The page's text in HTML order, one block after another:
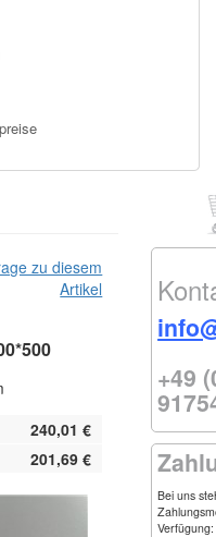
zu diesem
Artikel
240,01 €
201,69 €
+49
Bei uns
Verfügung: